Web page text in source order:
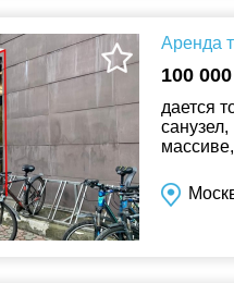
Аренда
100
дается